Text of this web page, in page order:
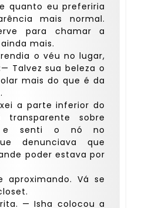
quanto eu preferiria
mais normal.
para chamar a
mais.
o véu no lugar,
Talvez sua beleza o
mais do que é da
a parte inferior do
transparente sobre
e senti o nó no
denunciava que
poder estava por
aproximando. Vá se
— Isha colocou a